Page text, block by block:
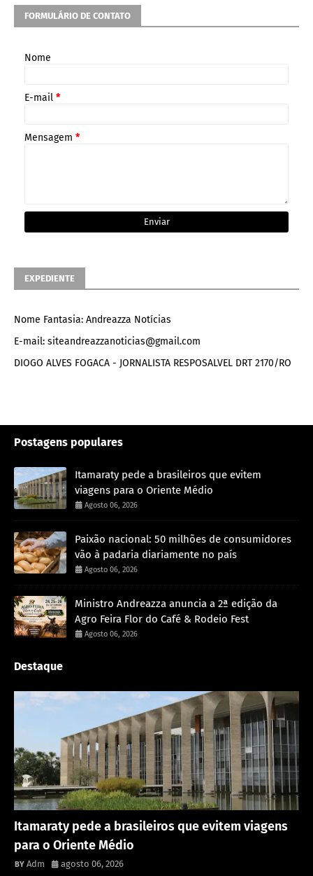
FORMULÁRIO DE CONTATO
Nome
E-mail *
Mensagem *
EXPEDIENTE
Nome Fantasia: Andreazza Notícias
E-mail: siteandreazzanoticias@gmail.com
DIOGO ALVES FOGACA - JORNALISTA RESPOSALVEL DRT 2170/RO
Postagens populares
Itamaraty pede a brasileiros que evitem
viagens para o Oriente Médio
Agosto 06, 2026
Paixão nacional: 50 milhões de consumidores
vão à padaria diariamente no país
Agosto 06, 2026
Ministro Andreazza anuncia a 2ª edição da
Agro Feira Flor do Café & Rodeio Fest
Agosto 06, 2026
Destaque
Itamaraty pede a brasileiros que evitem viagens
para o Oriente Médio
Adm agosto 06, 2026